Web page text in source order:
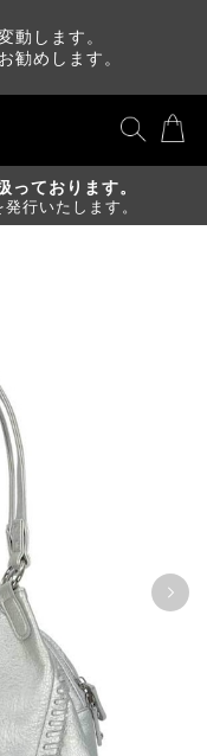
動します。
勧めします。
っております。
行いたします。